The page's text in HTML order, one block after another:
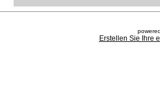
Erstellen Sie Ihre